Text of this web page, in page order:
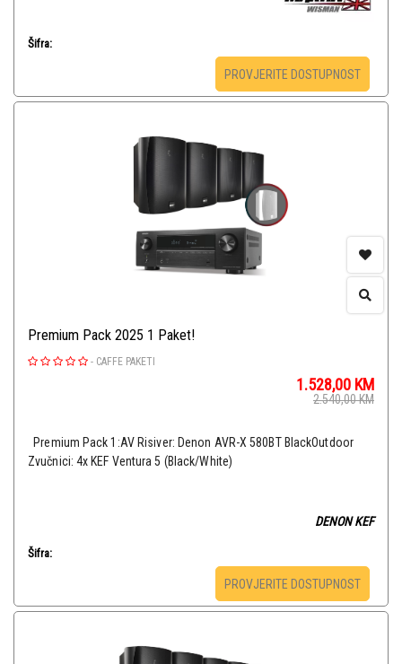
Šifra:
PROVJERITE DOSTUPNOST
Premium Pack 2025 1 Paket!
- CAFFE PAKETI
1.528,00 KM
2.540,00KM
Premium Pack 1:AV Risiver: Denon AVR-X 580BT BlackOutdoor
Zvučnici: 4x KEF Ventura 5 (Black/White)
DENON KEF
Šifra:
PROVJERITE DOSTUPNOST